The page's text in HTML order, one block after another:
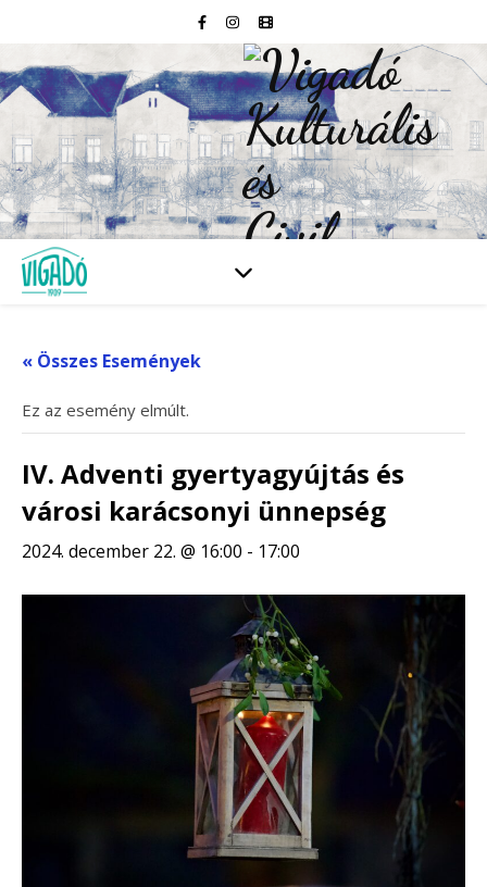
« Összes Események
Ez az esemény elmúlt.
IV. Adventi gyertyagyújtás és
városi karácsonyi ünnepség
2024. december 22. @ 16:00 - 17:00